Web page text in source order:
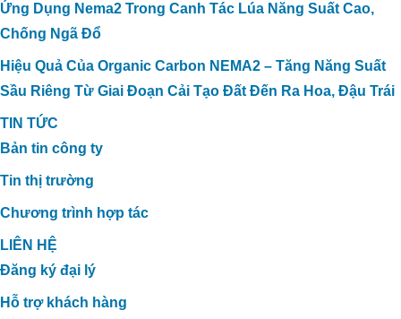
Ứng Dụng Nema2 Trong Canh Tác Lúa Năng Suất Cao,
Chống Ngã Đổ
Hiệu Quả Của Organic Carbon NEMA2 – Tăng Năng Suất
Sầu Riêng Từ Giai Đoạn Cải Tạo Đất Đến Ra Hoa, Đậu Trái
TIN TỨC
Bản tin công ty
Tin thị trường
Chương trình hợp tác
LIÊN HỆ
Đăng ký đại lý
Hỗ trợ khách hàng